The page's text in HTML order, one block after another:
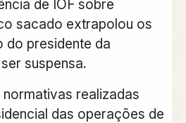
de IOF sobre
sacado extrapolou os
do presidente da
suspensa.
normativas realizadas
das operações de